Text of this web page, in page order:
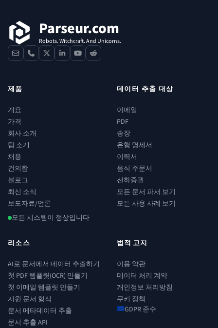
Parseur.com
Robots. Witchcraft. And Unicorns.
contactphone
x linkedinyoutube
reddit
제품
개요
가격
회사 소개
팀 소개
채용
건의함
블로그
최신 소식
보도자료/언론
모든 시스템이 정상입니다
데이터 추출 대상
이메일
PDF
송장
은행 명세서
이력서
음식 주문서
선하증권
모든 문서 파서 보기
모든 사용 사례 보기
리소스
AI로 문서에서 데이터 추출하기
첫 PDF 템플릿(OCR) 만들기
첫 이메일 템플릿 만들기
지원 문서 형식
문서 메타데이터 추출
문서 추출 API
법적 고지
이용 약관
데이터 처리 계약
개인정보 처리방침
쿠키 정책
GDPR 준수